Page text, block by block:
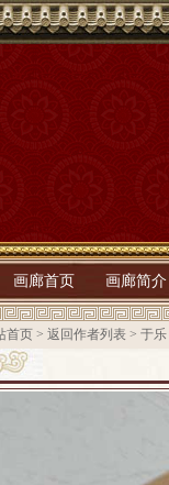
画廊首页 画廊简介
首页 > 返回作者列表 > 于乐